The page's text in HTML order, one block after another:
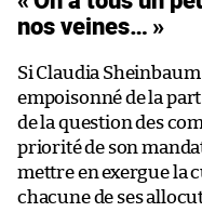
nos veines… »
Si Claudia
empoisonné de la
de la question des
priorité de son
mettre en exergue la
chacune de ses